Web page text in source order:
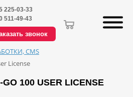
225-03-33
511-49-43
звонок
CMS
License
100 USER LICENSE